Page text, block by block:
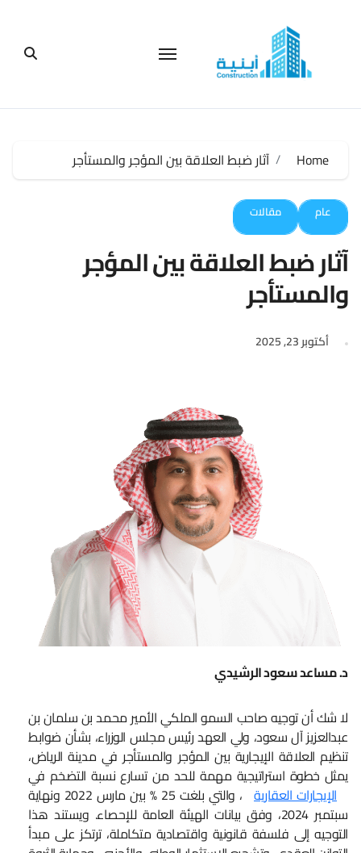
Home آثار ضبط العلاقة بين المؤجر والمستأجر
عام مقالات
آثار ضبط العلاقة بين المؤجر
والمستأجر
أكتوبر 23, 2025
د. مساعد سعود الرشيدي
لا شك أن توجيه صاحب السمو الملكي الأمير محمد بن سلمان بن
عبدالعزيز آل سعود، ولي العهد رئيس مجلس الوزراء، بشأن ضوابط
تنظيم العلاقة الإيجارية بين المؤجر والمستأجر في مدينة الرياض،
يمثل خطوة استراتيجية مهمة للحد من تسارع نسبة التضخم في
الإيجارات العقارية
، والتي بلغت 25 % بين مارس 2022 ونهاية
سبتمبر 2024، وفق بيانات الهيئة العامة للإحصاء. ويستند هذا
التوجيه إلى فلسفة قانونية واقتصادية متكاملة، ترتكز على مبدأ